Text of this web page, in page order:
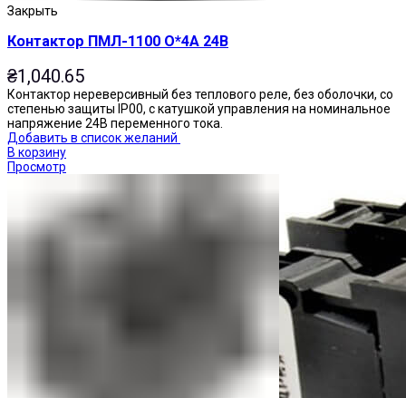
Закрыть
Контактор ПМЛ-1100 О*4А 24В
₴1,040.65
Контактор нереверсивный без теплового реле, без оболочки, со
степенью защиты IP00, с катушкой управления на номинальное
напряжение 24В переменного тока.
Добавить в список желаний
В корзину
Просмотр